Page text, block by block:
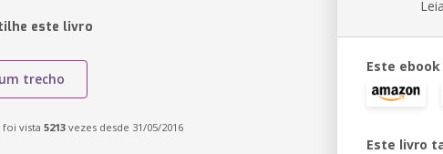
este livro
trecho
foi vista 5213 vezes desde 31/05/2016
Este
Este livro